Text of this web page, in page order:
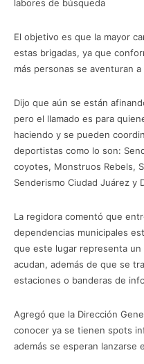
labores de búsqueda
El objetivo es que la mayor
estas brigadas, ya que
más personas se aventuran a
Dijo que aún se están
pero el llamado es para
haciendo y se pueden
deportistas como lo son:
coyotes, Monstruos Rebels,
Senderismo Ciudad Juárez y
La regidora comentó que
dependencias municipales
que este lugar representa
acudan, además de que se
estaciones o banderas de
Agregó que la Dirección
conocer ya se tienen spots
además se esperan lanzarse